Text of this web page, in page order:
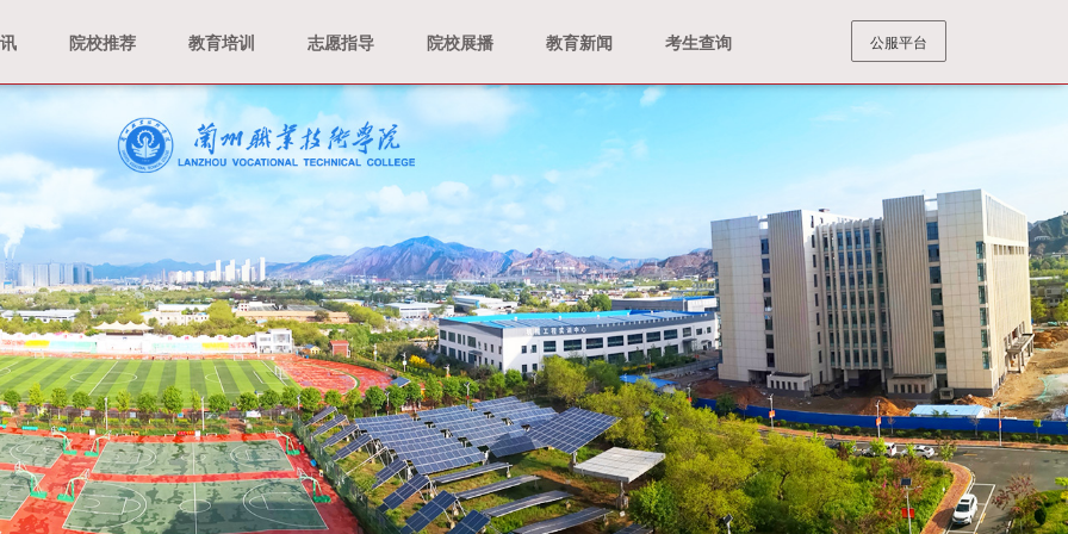
院校推荐 教育培训 志愿指导 院校展播 教育新闻 考生查询 公服平台